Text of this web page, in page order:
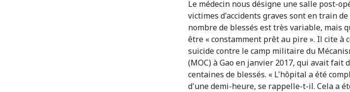
Le médecin nous désigne une salle post-
victimes d'accidents graves sont en train
nombre de blessés est très variable, mais
être « constamment prêt au pire ». Il cite à
suicide contre le camp militaire du
(MOC) à Gao en janvier 2017, qui avait fait
centaines de blessés. « L'hôpital a été
d'une demi-heure, se rappelle-t-il. Cela a